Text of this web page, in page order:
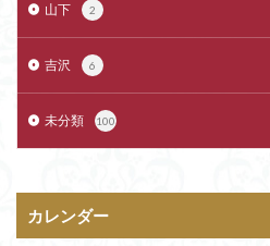
山下 2
吉沢 6
未分類 100
カレンダー